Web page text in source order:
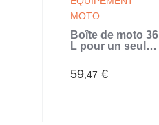
MOTO
Boîte de moto 36
L pour un seul
59 ,47 €